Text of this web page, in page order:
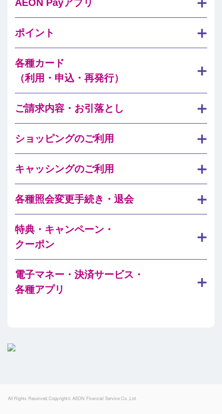
AEON Payアプリ
ポイント
各種カード
（利用・申込・再発行）
ご請求内容・お引落とし
ショッピングのご利用
キャッシングのご利用
各種照会変更手続き・退会
特典・キャンペーン・
クーポン
電子マネー・決済サービス・
各種アプリ
All Rights Reserved.Copyright© AEON Financial Service Co.,Ltd.Powered by